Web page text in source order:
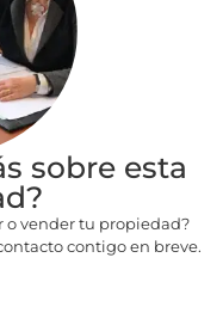
sobre esta
o vender tu propiedad?
contigo en breve.